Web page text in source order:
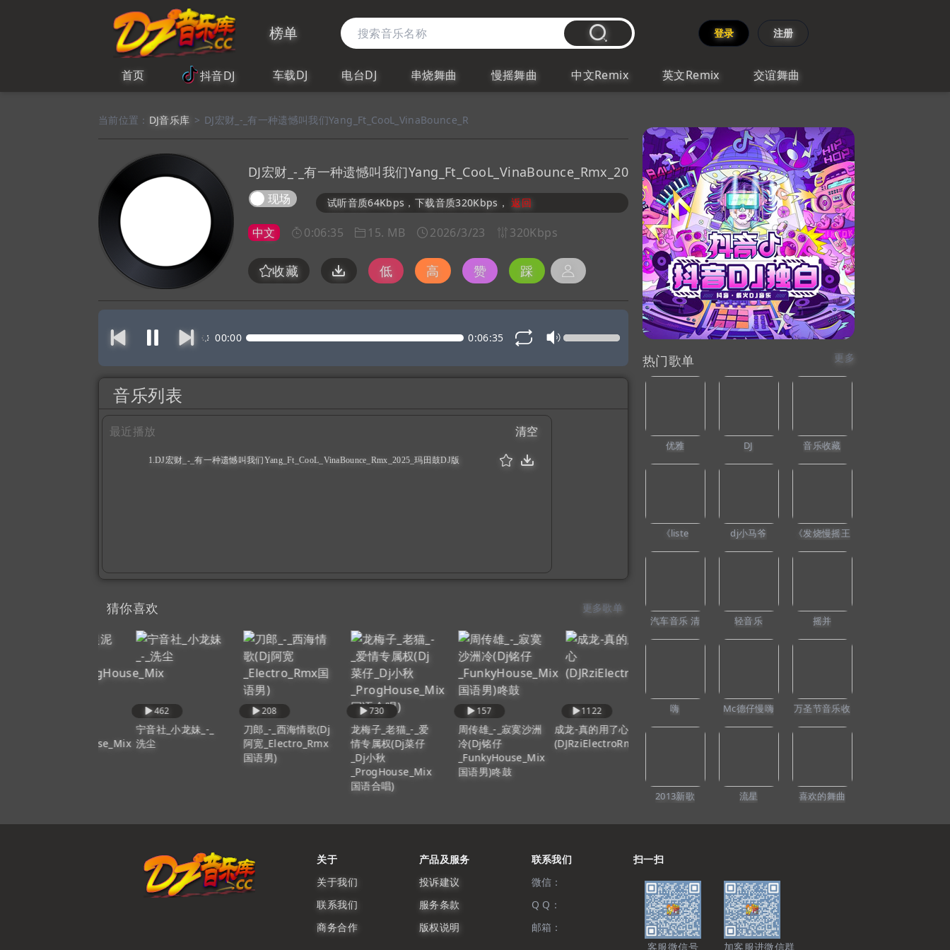
榜单 登录 注册
首页 抖音DJ 车载DJ 电台DJ 串烧舞曲 慢摇舞曲 中文Remix 英文Remix 交谊舞曲
当前位置： DJ音乐库 > DJ宏财_-_有一种遗憾叫我们Yang_Ft_CooL_VinaBounce_R
现场
DJ宏财_-_有一种遗憾叫我们Yang_Ft_CooL_VinaBounce_Rmx_2025_玛田鼓DJ版
试听音质64Kbps，下载音质320Kbps，返回
中文 0:06:35 15. MB 2026/3/23 320Kbps
收藏 低 高 赞 踩
00:00 0:06:35
音乐列表
最近播放 清空
1.DJ宏财_-_有一种遗憾叫我们Yang_Ft_CooL_VinaBounce_Rmx_2025_玛田鼓DJ版
猜你喜欢 更多歌单
462
宁音社_小龙妹_-_
洗尘
208
刀郎_-_西海情歌(Dj
阿宽_Electro_Rmx
国语男)
730
龙梅子_老猫_-_爱
情专属权(Dj菜仔
_Dj小秋
_ProgHouse_Mix
国语合唱)
157
周传雄_-_寂寞沙洲
冷(Dj铭仔
_FunkyHouse_Mix
国语男)咚鼓
1122
成龙-真的用了心
(DJRziElectroRmx2026)
763
王雅洁_-_那一夜(Dj
崔子格_-卜卦(Dj罗
热门歌单 更多
优雅 DJ 音乐收藏
《liste dj小马爷 《发烧慢摇王
汽车音乐 清 轻音乐 摇并
嗨 Mc德仔慢嗨 万圣节音乐收
2013新歌 流星 喜欢的舞曲
关于
关于我们
联系我们
商务合作
产品及服务
投诉建议
服务条款
版权说明
联系我们
微信：
Q Q：
邮箱：
扫一扫
客服微信号 加客服进微信群